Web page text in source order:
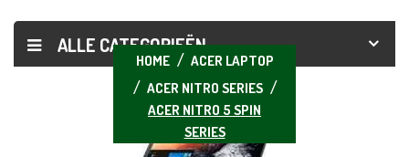
ALLE CATEGORIEËN
HOME
ACER LAPTOP
ACER NITRO SERIES
ACER NITRO 5 SPIN
SERIES